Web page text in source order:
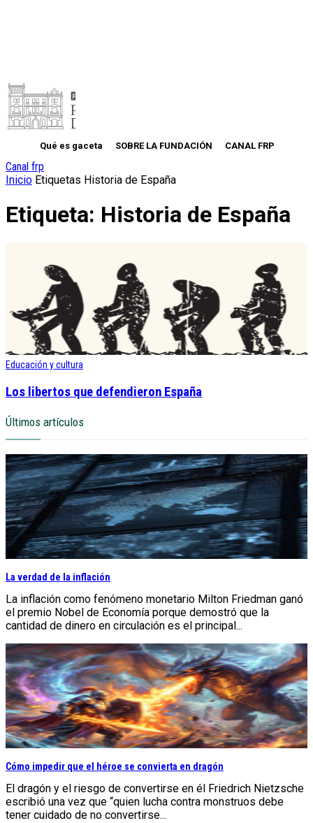
Qué es gaceta SOBRE LA FUNDACIÓN CANAL FRP
Canal frp
Inicio Etiquetas Historia de España
Etiqueta: Historia de España
Educación y cultura
Los libertos que defendieron España
Últimos artículos
La verdad de la inflación
La inflación como fenómeno monetario Milton Friedman ganó
el premio Nobel de Economía porque demostró que la
cantidad de dinero en circulación es el principal...
Cómo impedir que el héroe se convierta en dragón
El dragón y el riesgo de convertirse en él Friedrich Nietzsche
escribió una vez que “quien lucha contra monstruos debe
tener cuidado de no convertirse...